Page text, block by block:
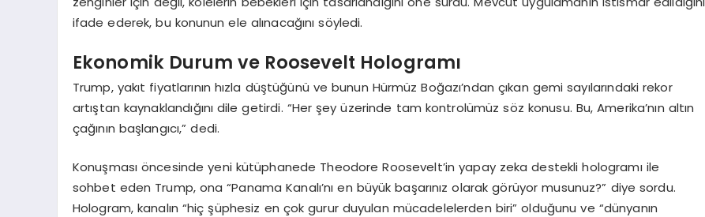
ifade ederek, bu konunun ele alınacağını söyledi.
Ekonomik Durum ve Roosevelt Hologramı
Trump, yakıt fiyatlarının hızla düştüğünü ve bunun Hürmüz Boğazı’ndan çıkan gemi sayılarındaki rekor
artıştan kaynaklandığını dile getirdi. “Her şey üzerinde tam kontrolümüz söz konusu. Bu, Amerika’nın altın
çağının başlangıcı,” dedi.
Konuşması öncesinde yeni kütüphanede Theodore Roosevelt’in yapay zeka destekli hologramı ile
sohbet eden Trump, ona “Panama Kanalı’nı en büyük başarınız olarak görüyor musunuz?” diye sordu.
Hologram, kanalın “hiç şüphesiz en çok gurur duyulan mücadelelerden biri” olduğunu ve “dünyanın